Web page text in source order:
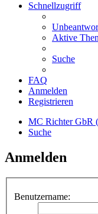
Schnellzugriff
Aktive
Suche
FAQ
Anmelden
Registrieren
MC Richter GbR
Suche
Anmelden
Benutzername: